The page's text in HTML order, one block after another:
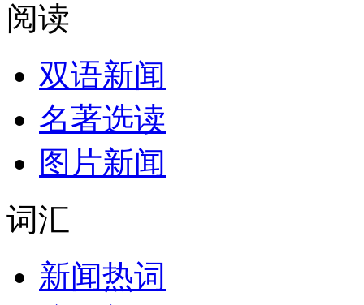
阅读
双语新闻
名著选读
图片新闻
词汇
新闻热词